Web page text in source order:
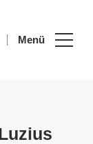
Menü